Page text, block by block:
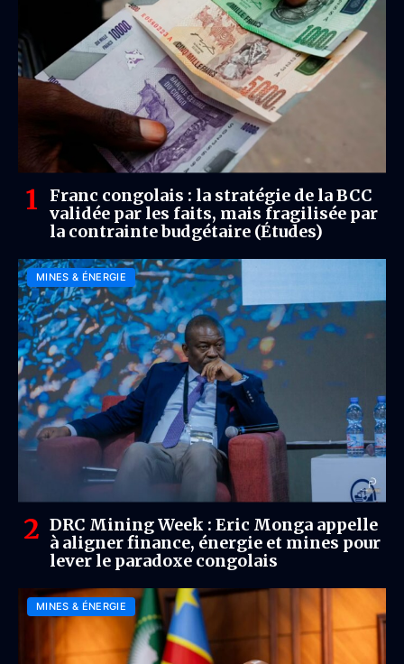
Franc congolais : la stratégie de la BCC
validée par les faits, mais fragilisée par
la contrainte budgétaire (Études)
MINES & ÉNERGIE
DRC Mining Week : Eric Monga appelle
à aligner finance, énergie et mines pour
lever le paradoxe congolais
MINES & ÉNERGIE